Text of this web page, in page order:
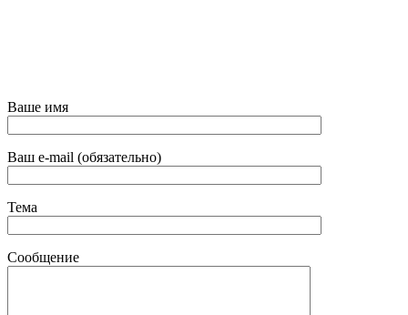
Ваше имя
Ваш e-mail (обязательно)
Тема
Сообщение